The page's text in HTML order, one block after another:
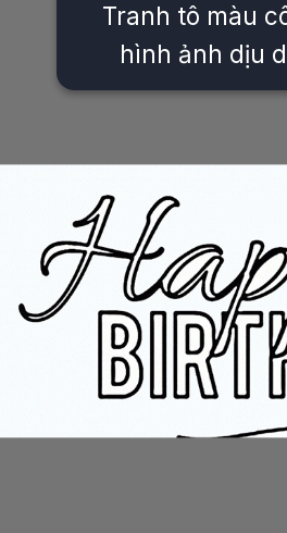
Tranh tô màu
hình ảnh dịu
Đang mở